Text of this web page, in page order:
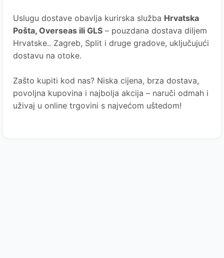
Uslugu dostave obavlja kurirska služba Hrvatska
Pošta, Overseas ili GLS – pouzdana dostava diljem
Hrvatske.. Zagreb, Split i druge gradove, uključujući
dostavu na otoke.
Zašto kupiti kod nas? Niska cijena, brza dostava,
povoljna kupovina i najbolja akcija – naruči odmah i
uživaj u online trgovini s najvećom uštedom!